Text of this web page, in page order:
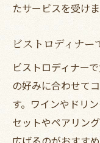
たサービスを受けま
ビストロディナ
ビストロディナー
の好みに合わせて
す。ワインやドリ
セットやペアリン